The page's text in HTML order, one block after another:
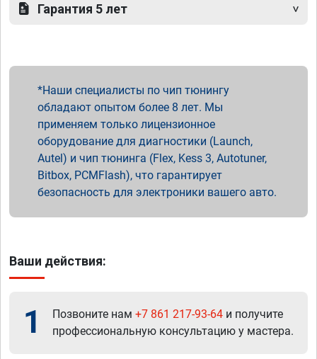
Гарантия 5 лет
Наши специалисты по чип тюнингу
обладают опытом более 8 лет. Мы
применяем только лицензионное
оборудование для диагностики (Launch,
Autel) и чип тюнинга (Flex, Kess 3, Autotuner,
Bitbox, PCMFlash), что гарантирует
безопасность для электроники вашего авто.
Ваши действия:
1 Позвоните нам +7 861 217-93-64 и получите
профессиональную консультацию у мастера.